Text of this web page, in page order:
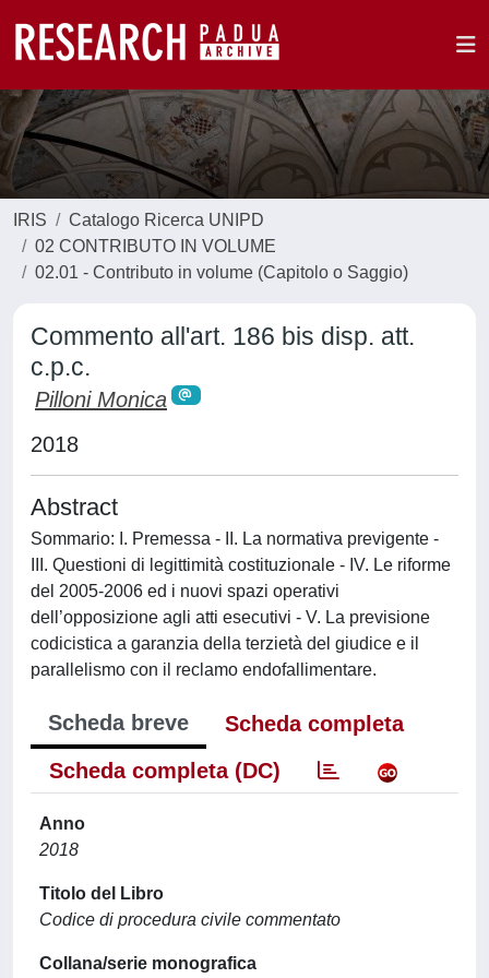
IRIS
Catalogo Ricerca UNIPD
02 CONTRIBUTO IN VOLUME
02.01 - Contributo in volume (Capitolo o Saggio)
Commento all'art. 186 bis disp. att.
c.p.c.
Pilloni Monica
2018
Abstract
Sommario: I. Premessa - II. La normativa previgente -
III. Questioni di legittimità costituzionale - IV. Le riforme
del 2005-2006 ed i nuovi spazi operativi
dell’opposizione agli atti esecutivi - V. La previsione
codicistica a garanzia della terzietà del giudice e il
parallelismo con il reclamo endofallimentare.
Scheda breve
Scheda completa
Scheda completa (DC)
Anno
2018
Titolo del Libro
Codice di procedura civile commentato
Collana/serie monografica